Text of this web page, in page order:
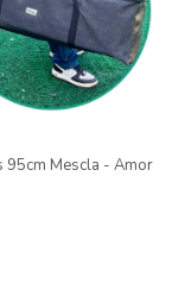
nas áreas de maior
e sujeira, além
no chão
longos períodos
95cm Mescla - Amor